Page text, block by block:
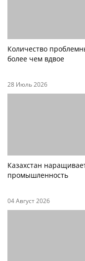
Количество
более чем вдвое
28 Июль 2026
Казахстан
промышленность
04 Август 2026